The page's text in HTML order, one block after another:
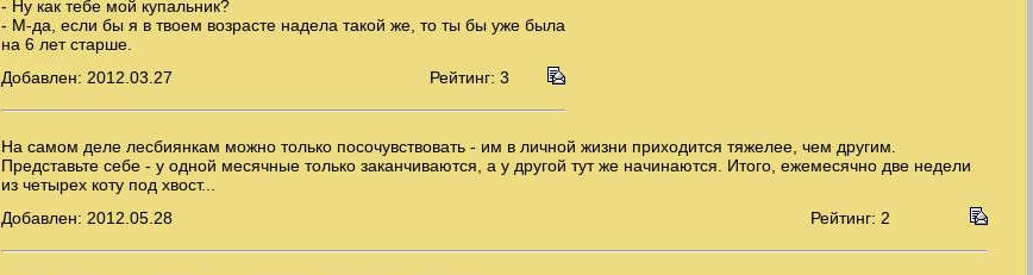
- Ну как тебе мой купальник?
- М-да, если бы я в твоем возрасте надела такой же, то ты бы уже была
на 6 лет старше.
Добавлен: 2012.03.27
Рейтинг: 3
На самом деле лесбиянкам можно только посочувствовать - им в личной жизни приходится тяжелее, чем другим.
Представьте себе - у одной месячные только заканчиваются, а у другой тут же начинаются. Итого, ежемесячно две недели
из четырех коту под хвост...
Добавлен: 2012.05.28
Рейтинг: 2